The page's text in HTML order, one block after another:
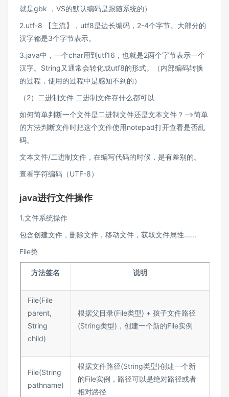
就是gbk ，VS的默认编码是跟随系统的）
2.utf-8 【主流】，utf8是边长编码，2-4个字节。大部分的
汉字都是3个字节表示。
3.java中，一个char用到utf16，也就是2两个字节表示一个
汉字。String又通常会转化成utf8的形式。（内部编码转换
的过程，使用的过程中是感知不到的）
（2）二进制文件 二进制文件存什么都可以
如何简单判断一个文件是二进制文件还是文本文件？——>简单
的方法判断文件时把这个文件使用notepad打开查看是否乱
码。
文本文件/二进制文件，在编写代码的时候，是有差别的。
查看字符编码（UTF-8）
java进行文件操作
1.文件系统操作
包含创建文件，删除文件，移动文件，获取文件属性......
File类
方法签名 说明
File(File
parent,
String
child)
根据父目录(File类型) + 孩子文件路径
(String类型)，创建一个新的File实例
File(String
pathname)
根据文件路径(String类型)创建一个新
的File实例，路径可以是绝对路径或者
相对路径